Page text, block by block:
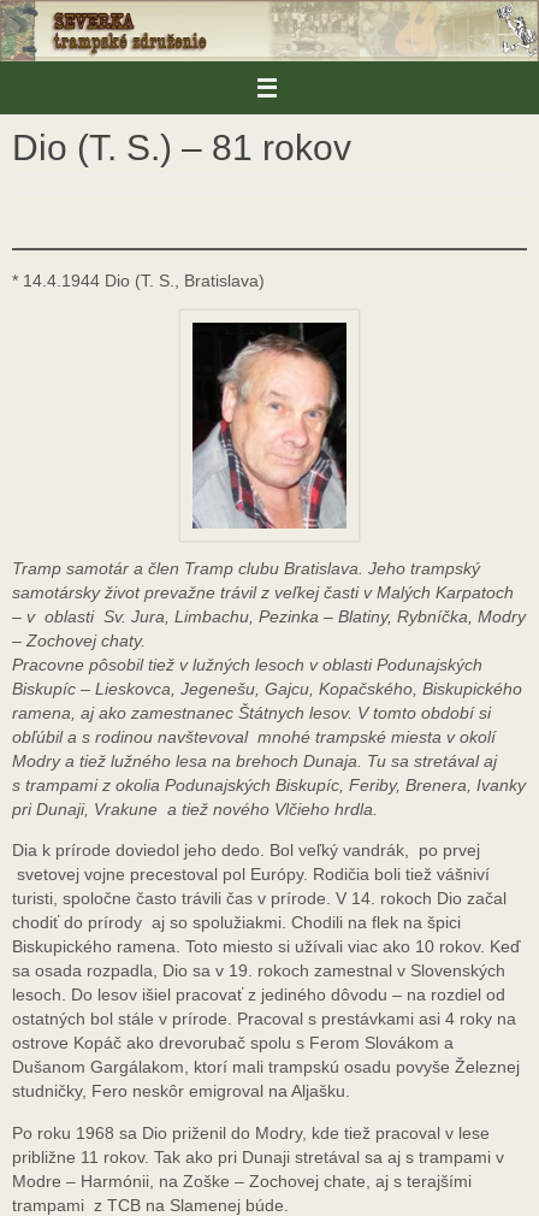
Skip
to
content
Dio (T. S.) – 81 rokov
* 14.4.1944 Dio (T. S., Bratislava)
Tramp samotár a člen Tramp clubu Bratislava. Jeho trampský
samotársky život prevažne trávil z veľkej časti v Malých Karpatoch
– v oblasti Sv. Jura, Limbachu, Pezinka – Blatiny, Rybníčka, Modry
– Zochovej chaty.
Pracovne pôsobil tiež v lužných lesoch v oblasti Podunajských
Biskupíc – Lieskovca, Jegenešu, Gajcu, Kopačského, Biskupického
ramena, aj ako zamestnanec Štátnych lesov. V tomto období si
obľúbil a s rodinou navštevoval mnohé trampské miesta v okolí
Modry a tiež lužného lesa na brehoch Dunaja. Tu sa stretával aj
s trampami z okolia Podunajských Biskupíc, Feriby, Brenera, Ivanky
pri Dunaji, Vrakune a tiež nového Vlčieho hrdla.
Dia k prírode doviedol jeho dedo. Bol veľký vandrák, po prvej
svetovej vojne precestoval pol Európy. Rodičia boli tiež vášniví
turisti, spoločne často trávili čas v prírode. V 14. rokoch Dio začal
chodiť do prírody aj so spolužiakmi. Chodili na flek na špici
Biskupického ramena. Toto miesto si užívali viac ako 10 rokov. Keď
sa osada rozpadla, Dio sa v 19. rokoch zamestnal v Slovenských
lesoch. Do lesov išiel pracovať z jediného dôvodu – na rozdiel od
ostatných bol stále v prírode. Pracoval s prestávkami asi 4 roky na
ostrove Kopáč ako drevorubač spolu s Ferom Slovákom a
Dušanom Gargálakom, ktorí mali trampskú osadu povyše Železnej
studničky, Fero neskôr emigroval na Aljašku.
Po roku 1968 sa Dio priženil do Modry, kde tiež pracoval v lese
približne 11 rokov. Tak ako pri Dunaji stretával sa aj s trampami v
Modre – Harmónii, na Zoške – Zochovej chate, aj s terajšími
trampami z TCB na Slamenej búde.